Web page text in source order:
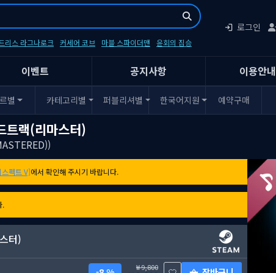
리스 라그나로크 커세어 코브 마블 스파이더맨 윤회의 짐승
로그인
이벤트 공지사항 이용안내
별 카테고리별 퍼블리셔별 한국어지원 예약구매
트랙(리마스터)
펙트 V]에서 확인해 주시기 바랍니다.
.
터)
9,800